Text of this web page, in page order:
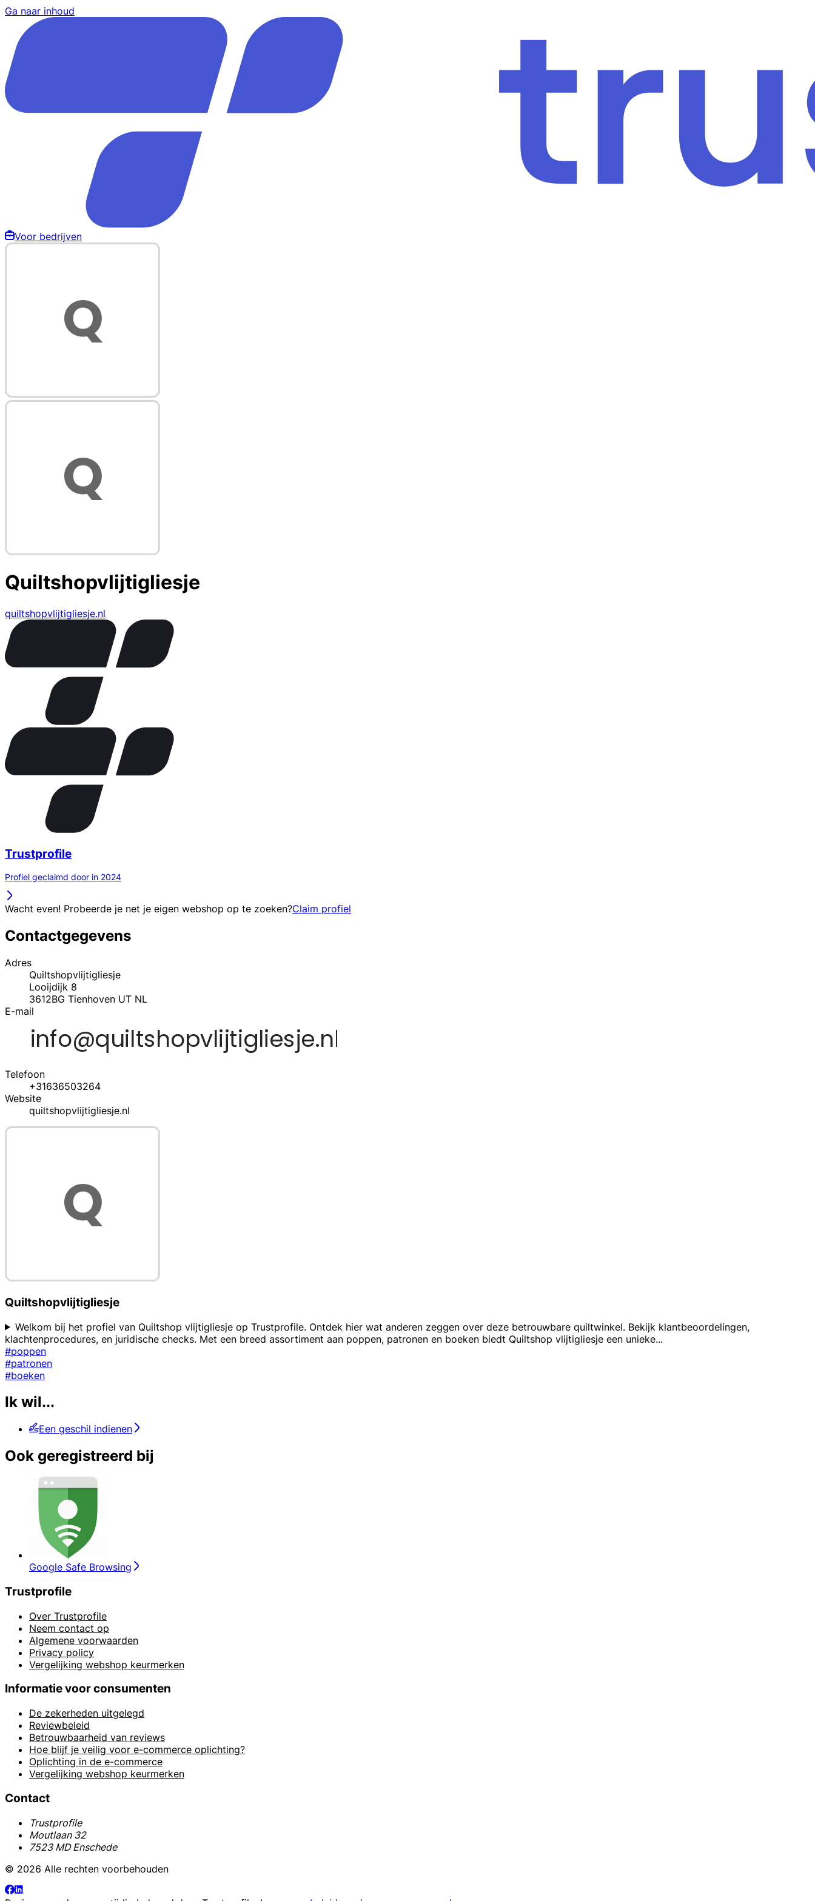
Ga naar inhoud
Voor bedrijven
Quiltshopvlijtigliesje
quiltshopvlijtigliesje.nl
Trustprofile
Profiel geclaimd door in 2024
Wacht even! Probeerde je net je eigen webshop op te zoeken?Claim profiel
Contactgegevens
Adres
Quiltshopvlijtigliesje
Looijdijk 8
3612BG Tienhoven UT NL
E-mail
Telefoon
+31636503264
Website
quiltshopvlijtigliesje.nl
Quiltshopvlijtigliesje
Welkom bij het profiel van Quiltshop vlijtigliesje op Trustprofile. Ontdek hier wat anderen zeggen over deze betrouwbare quiltwinkel. Bekijk klantbeoordelingen,
klachtenprocedures, en juridische checks. Met een breed assortiment aan poppen, patronen en boeken biedt Quiltshop vlijtigliesje een unieke...
#poppen
#patronen
#boeken
Ik wil...
Een geschil indienen
Ook geregistreerd bij
Google Safe Browsing
Trustprofile
Over Trustprofile
Neem contact op
Algemene voorwaarden
Privacy policy
Vergelijking webshop keurmerken
Informatie voor consumenten
De zekerheden uitgelegd
Reviewbeleid
Betrouwbaarheid van reviews
Hoe blijf je veilig voor e-commerce oplichting?
Oplichting in de e-commerce
Vergelijking webshop keurmerken
Contact
Trustprofile
Moutlaan 32
7523 MD Enschede
© 2026 Alle rechten voorbehouden